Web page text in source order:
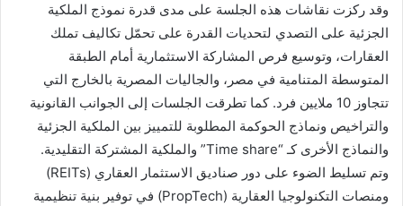
وقد ركزت نقاشات هذه الجلسة على مدى قدرة نموذج الملكية
الجزئية على التصدي لتحديات القدرة على تحمّل تكاليف تملك
العقارات، وتوسيع فرص المشاركة الاستثمارية أمام الطبقة
المتوسطة المتنامية في مصر، والجاليات المصرية بالخارج التي
تتجاوز 10 ملايين فرد. كما تطرقت الجلسات إلى الجوانب القانونية
والتراخيص ونماذج الحوكمة المطلوبة للتمييز بين الملكية الجزئية
والنماذج الأخرى كـ “Time share” والملكية المشتركة التقليدية.
وتم تسليط الضوء على دور صناديق الاستثمار العقاري (REITs)
ومنصات التكنولوجيا العقارية (PropTech) في توفير بنية تنظيمية